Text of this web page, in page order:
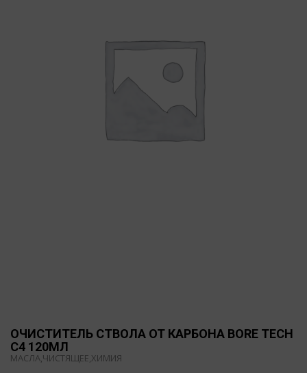
ОЧИСТИТЕЛЬ СТВОЛА ОТ КАРБОНА BORE TECH
C4 120МЛ
МАСЛА,ЧИСТЯЩЕЕ,ХИМИЯ